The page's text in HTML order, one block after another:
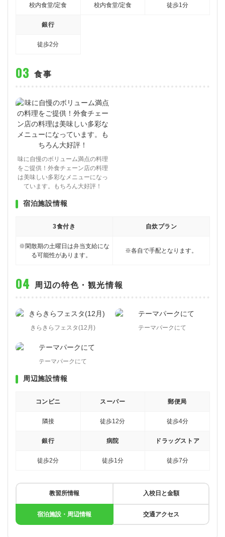
校内食堂/定食 校内食堂/定食 徒歩1分
銀行
徒歩2分
食事
味に自慢のボリューム満点の料理
をご提供！外食チェーン店の料理
は美味しい多彩なメニューになっ
ています。もちろん大好評！
宿泊施設情報
3食付き
※閑散期の土曜日は弁当支給にな
る可能性があります。
自炊プラン
※各自で手配となります。
周辺の特色・観光情報
きらきらフェスタ(12月) テーマパークにて
テーマパークにて
周辺施設情報
コンビニ
隣接
スーパー
徒歩12分
郵便局
徒歩4分
銀行
徒歩2分
病院
徒歩1分
ドラッグストア
徒歩7分
教習所情報 入校日と金額
宿泊施設・周辺情報 交通アクセス